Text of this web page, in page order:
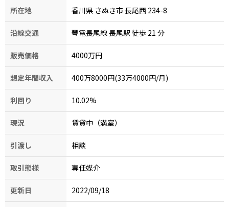
所在地 香川県 さぬき市 長尾西 234-8
沿線交通 琴電長尾線 長尾駅 徒歩 21 分
販売価格 4000万円
想定年間収入 400万8000円(33万4000円/月)
利回り 10.02%
現況 賃貸中（満室）
引渡し 相談
取引態様 専任媒介
更新日 2022/09/18